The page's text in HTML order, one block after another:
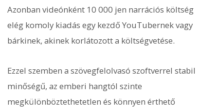
Azonban videónként 10 000 jen narrációs költség
elég komoly kiadás egy kezdő YouTubernek vagy
bárkinek, akinek korlátozott a költségvetése.
Ezzel szemben a szövegfelolvasó szoftverrel stabil
minőségű, az emberi hangtól szinte
megkülönböztethetetlen és könnyen érthető